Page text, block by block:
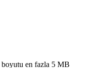
en fazla 5 MB